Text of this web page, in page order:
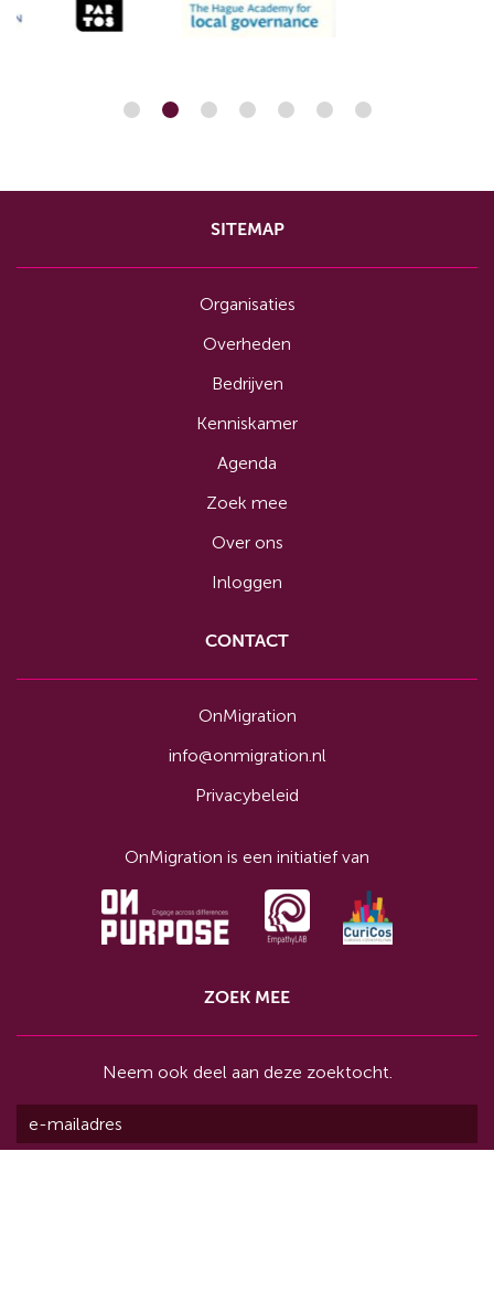
SITEMAP
Organisaties
Overheden
Bedrijven
Kenniskamer
Agenda
Zoek mee
Over ons
Inloggen
CONTACT
OnMigration
info@onmigration.nl
Privacybeleid
OnMigration is een initiatief van
ZOEK MEE
Neem ook deel aan deze zoektocht.